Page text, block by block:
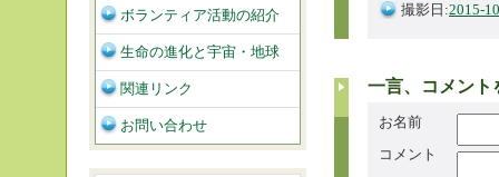
撮影日:2015-
一言、コメント
お名前
コメント
ボランティア活動の紹介
生命の進化と宇宙・地球
関連リンク
お問い合わせ